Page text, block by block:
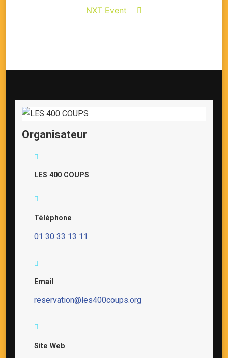
NXT Event
Organisateur
LES 400 COUPS
Téléphone
01 30 33 13 11
Email
reservation@les400coups.org
Site Web